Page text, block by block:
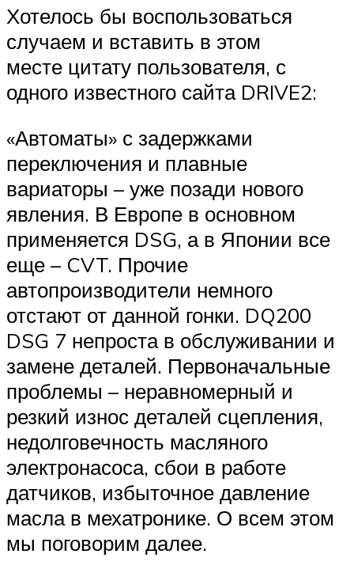
Хотелось бы воспользоваться
случаем и вставить в этом
месте цитату пользователя, с
одного известного сайта DRIVE2:
«Автоматы» с задержками
переключения и плавные
вариаторы – уже позади нового
явления. В Европе в основном
применяется DSG, а в Японии все
еще – CVT. Прочие
автопроизводители немного
отстают от данной гонки. DQ200
DSG 7 непроста в обслуживании и
замене деталей. Первоначальные
проблемы – неравномерный и
резкий износ деталей сцепления,
недолговечность масляного
электронасоса, сбои в работе
датчиков, избыточное давление
масла в мехатронике. О всем этом
мы поговорим далее.